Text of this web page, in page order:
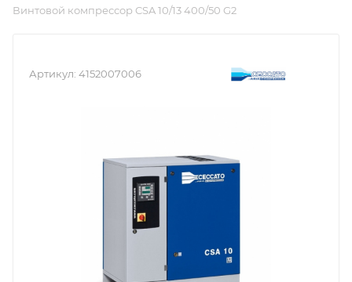
Винтовой компрессор CSA 10/13 400/50 G2
Артикул: 4152007006